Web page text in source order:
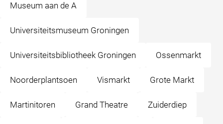
Museum aan de A
Universiteitsmuseum Groningen
Universiteitsbibliotheek Groningen Ossenmarkt
Noorderplantsoen Vismarkt Grote Markt
Martinitoren Grand Theatre Zuiderdiep